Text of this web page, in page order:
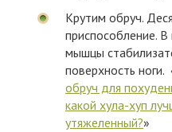
Крутим обруч.
приспособление.
мышцы
поверхность ноги.
обруч для
какой хула-хуп
утяжеленный?»